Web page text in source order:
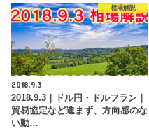
相場解説
2018.9.3
2018.9.3｜ドル円・ドルフラン｜
貿易協定など進まず、方向感のな
い動…